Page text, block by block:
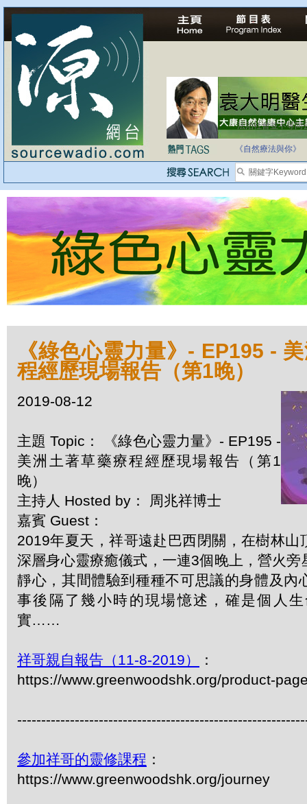
法治社會並不等同
《自然療法與你》
《綠色心靈力量》- EP195 -
程經歷現場報告（第1晚）
2019-08-12
主題 Topic： 《綠色心靈力量》- EP195 -
美洲土著草藥療程經歷現場報告（第1
晚）
主持人 Hosted by： 周兆祥博士
嘉賓 Guest：
2019年夏天，祥哥遠赴巴西閉關，在樹林山
深層身心靈療癒儀式，一連3個晚上，營火旁
靜心，其間體驗到種種不可思議的身體及內
事後隔了幾小時的現場憶述，確是個人
實……
祥哥親自報告（11-8-2019）
：
https://www.greenwoodshk.org/product-
參加祥哥的靈修課程 ：
https://www.greenwoodshk.org/journey